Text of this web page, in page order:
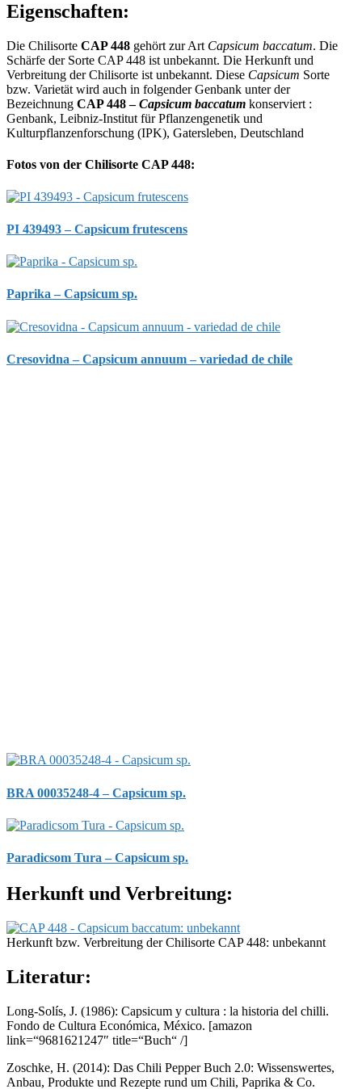
Eigenschaften:
Die Chilisorte CAP 448 gehört zur Art Capsicum baccatum. Die
Schärfe der Sorte CAP 448 ist unbekannt. Die Herkunft und
Verbreitung der Chilisorte ist unbekannt. Diese Capsicum Sorte
bzw. Varietät wird auch in folgender Genbank unter der
Bezeichnung CAP 448 –Capsicum baccatum konserviert :
Genbank, Leibniz-Institut für Pflanzengenetik und
Kulturpflanzenforschung (IPK), Gatersleben, Deutschland
Fotos von der Chilisorte CAP 448:
PI 439493 – Capsicum frutescens
Paprika – Capsicum sp.
Cresovidna – Capsicum annuum – variedad de chile
BRA 00035248-4 – Capsicum sp.
Paradicsom Tura – Capsicum sp.
Herkunft und Verbreitung:
Herkunft bzw. Verbreitung der Chilisorte CAP 448: unbekannt
Literatur:
Long-Solís, J. (1986): Capsicum y cultura : la historia del chilli.
Fondo de Cultura Económica, México. [amazon
link=“9681621247″ title=“Buch“ /]
Zoschke, H. (2014): Das Chili Pepper Buch 2.0: Wissenswertes,
Anbau, Produkte und Rezepte rund um Chili, Paprika & Co.